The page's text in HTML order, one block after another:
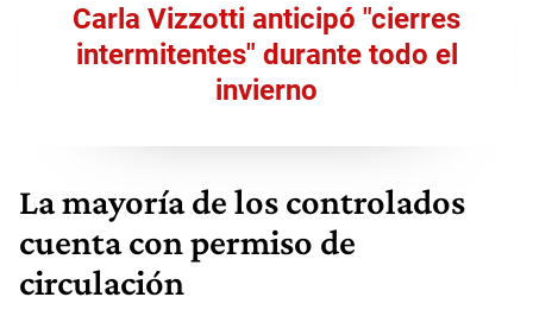
Carla Vizzotti anticipó "cierres
intermitentes" durante todo el
invierno
La mayoría de los controlados
cuenta con permiso de
circulación